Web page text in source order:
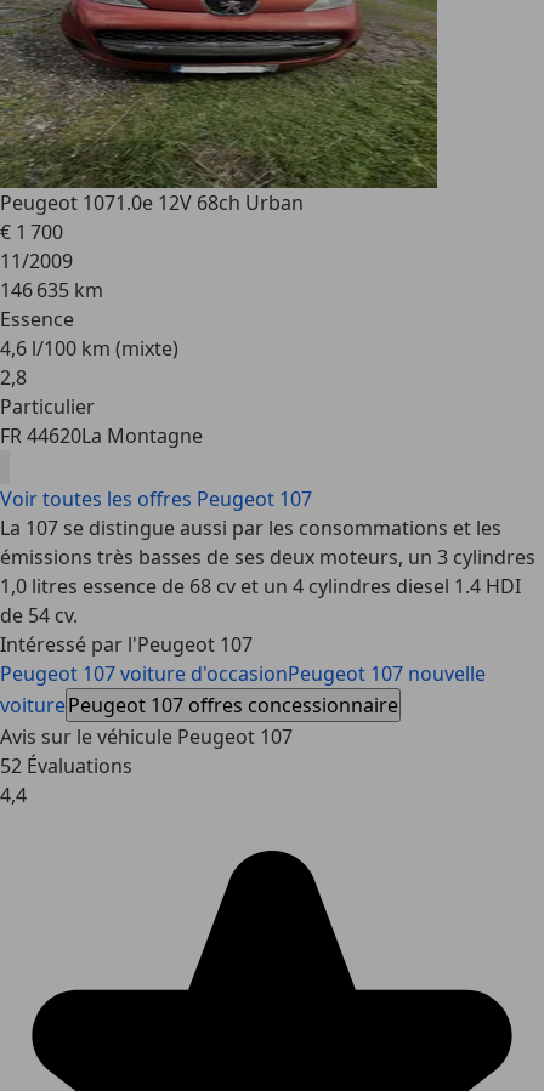
Peugeot 1071.0e 12V 68ch Urban
€ 1 700
11/2009
146 635 km
Essence
4,6 l/100 km (mixte)
2,8
Particulier
FR 44620La Montagne
Voir toutes les offres Peugeot 107
La 107 se distingue aussi par les consommations et les
émissions très basses de ses deux moteurs, un 3 cylindres
1,0 litres essence de 68 cv et un 4 cylindres diesel 1.4 HDI
de 54 cv.
Intéressé par l'Peugeot 107
Peugeot 107 voiture d'occasionPeugeot 107 nouvelle
voiturePeugeot 107 offres concessionnaire
Avis sur le véhicule Peugeot 107
52 Évaluations
4,4